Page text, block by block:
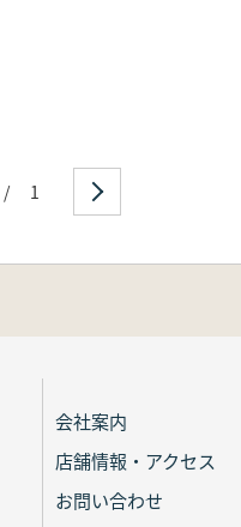
/ 1
会社案内
店舗情報・アクセス
お問い合わせ